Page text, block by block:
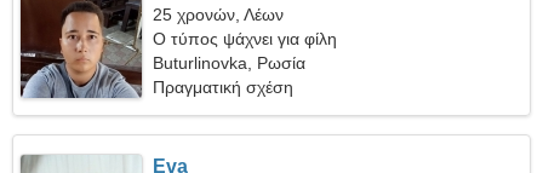
25 χρονών, Λέων
Ο τύπος ψάχνει για φίλη
Buturlinovka, Ρωσία
Πραγματική σχέση
Eva